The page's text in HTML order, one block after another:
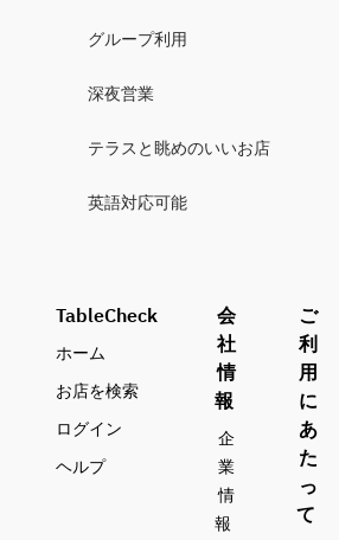
グループ利用
深夜営業
テラスと眺めのいいお店
英語対応可能
TableCheck
ホーム
お店を検索
ログイン
ヘルプ
会
社
情
報
企
業
情
報
ご
利
用
に
あ
た
っ
て